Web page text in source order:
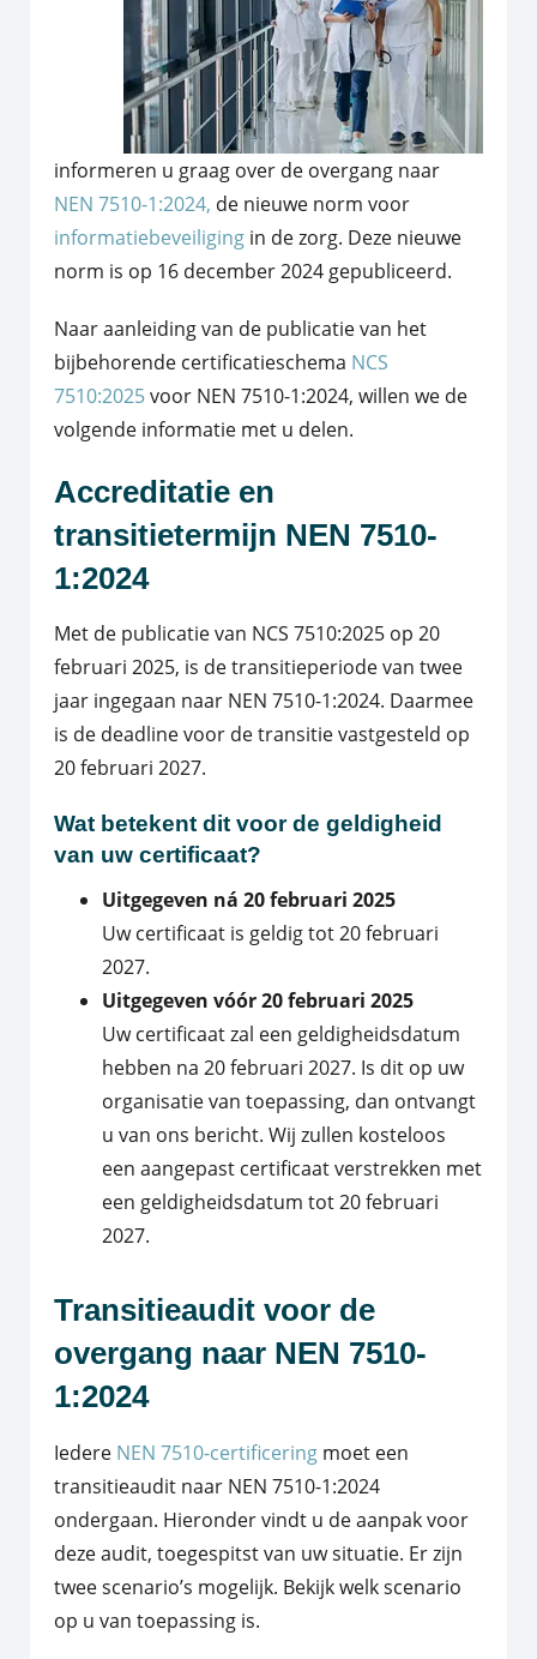
informeren u graag over de overgang naar
NEN 7510-1:2024, de nieuwe norm voor
informatiebeveiliging in de zorg. Deze nieuwe
norm is op 16 december 2024 gepubliceerd.
Naar aanleiding van de publicatie van het
bijbehorende certificatieschema NCS
7510:2025voor NEN 7510-1:2024, willen we de
volgende informatie met u delen.
Accreditatie en
transitietermijn NEN 7510-
1:2024
Met de publicatie van NCS 7510:2025 op 20
februari 2025, is de transitieperiode van twee
jaar ingegaan naar NEN 7510-1:2024. Daarmee
is de deadline voor de transitie vastgesteld op
20 februari 2027.
Wat betekent dit voor de geldigheid
van uw certificaat?
Uitgegeven ná 20 februari 2025
Uw certificaat is geldig tot 20 februari
2027.
Uitgegeven vóór 20 februari 2025
Uw certificaat zal een geldigheidsdatum
hebben na 20 februari 2027. Is dit op uw
organisatie van toepassing, dan ontvangt
u van ons bericht. Wij zullen kosteloos
een aangepast certificaat verstrekken met
een geldigheidsdatum tot 20 februari
2027.
Transitieaudit voor de
overgang naar NEN 7510-
1:2024
Iedere NEN 7510-certificering moet een
transitieaudit naar NEN 7510-1:2024
ondergaan. Hieronder vindt u de aanpak voor
deze audit, toegespitst van uw situatie. Er zijn
twee scenario’s mogelijk. Bekijk welk scenario
op u van toepassing is.